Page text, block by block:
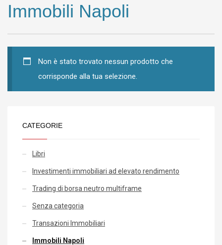
Immobili Napoli
Non è stato trovato nessun prodotto che
corrisponde alla tua selezione.
CATEGORIE
Libri
Investimenti immobiliari ad elevato rendimento
Trading di borsa neutro multiframe
Senza categoria
Transazioni Immobiliari
Immobili Napoli